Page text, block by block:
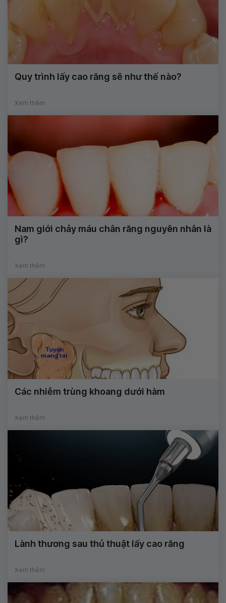
Quy trình lấy cao răng sẽ như thế nào?
Xem thêm
Nam giới chảy máu chân răng nguyên nhân là
gì?
Xem thêm
Các nhiễm trùng khoang dưới hàm
Xem thêm
Lành thương sau thủ thuật lấy cao răng
Xem thêm